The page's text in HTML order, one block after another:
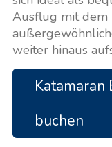
Ausflug mit dem
weiter hinaus
Katamaran
buchen